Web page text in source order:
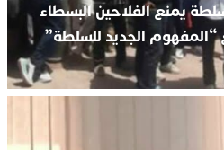
يمنع الفلاحين البسطاء
الجديد للسلطة”